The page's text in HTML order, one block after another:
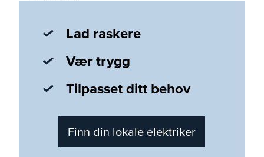
Lad raskere
Vær trygg
Tilpasset ditt behov
Finn din lokale elektriker